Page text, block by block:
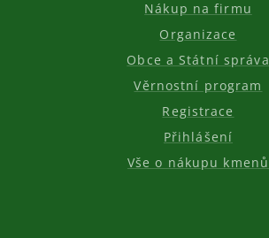
Nákup na firmu
Organizace
Obce a Státní správa
Věrnostní program
Registrace
Přihlášení
Vše o nákupu kmenů